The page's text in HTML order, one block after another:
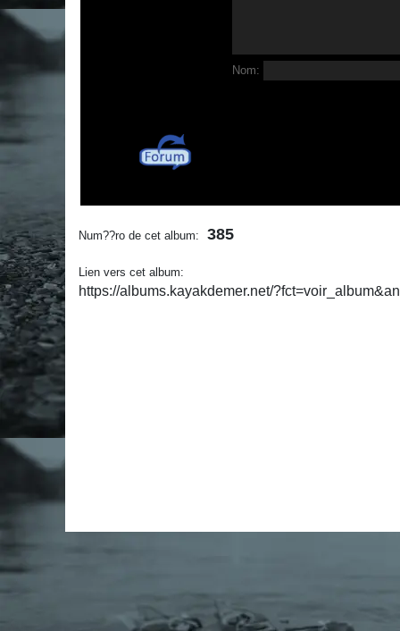
Nom:
Num??ro de cet album: 385
Lien vers cet album:
https://albums.kayakdemer.net/